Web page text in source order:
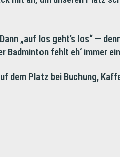
„auf los geht’s los“ —
Badminton fehlt eh‘ immer
dem Platz bei Buchung,